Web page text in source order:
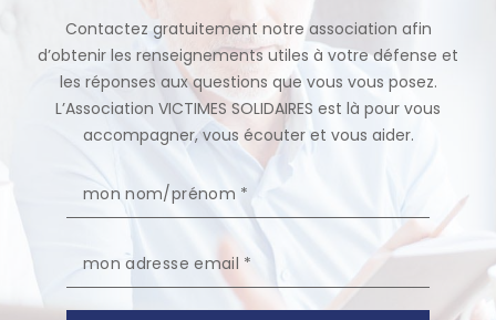
Contactez gratuitement notre association afin
d’obtenir les renseignements utiles à votre défense et
les réponses aux questions que vous vous posez.
L’Association VICTIMES SOLIDAIRES est là pour vous
accompagner, vous écouter et vous aider.